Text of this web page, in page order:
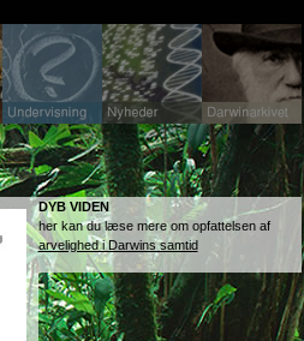
DYB VIDEN
her kan du læse mere om opfattelsen af
arvelighed i Darwins samtid